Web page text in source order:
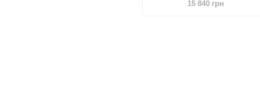
2731-1
15 840 грн